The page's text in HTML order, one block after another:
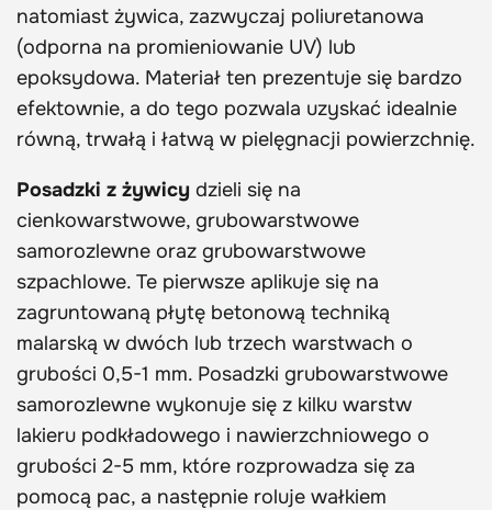
natomiast żywica, zazwyczaj poliuretanowa
(odporna na promieniowanie UV) lub
epoksydowa. Materiał ten prezentuje się bardzo
efektownie, a do tego pozwala uzyskać idealnie
równą, trwałą i łatwą w pielęgnacji powierzchnię.
Posadzki z żywicy dzieli się na
cienkowarstwowe, grubowarstwowe
samorozlewne oraz grubowarstwowe
szpachlowe. Te pierwsze aplikuje się na
zagruntowaną płytę betonową techniką
malarską w dwóch lub trzech warstwach o
grubości 0,5-1 mm. Posadzki grubowarstwowe
samorozlewne wykonuje się z kilku warstw
lakieru podkładowego i nawierzchniowego o
grubości 2-5 mm, które rozprowadza się za
pomocą pac, a następnie roluje wałkiem